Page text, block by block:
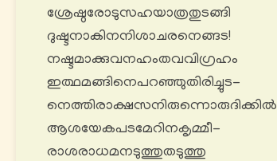
ശ്രേഷ്ഠരോടുസഹയാത്രതുടങ്ങി
ദുഷ്ടനാകിനനിശാചരനെങ്ങട!
നഷ്ടമാക്കുവനഹംതവവിഗ്രഹം
ഇത്ഥമങ്ങിനെപറഞ്ഞുതിരിച്ചുട-
നെത്തിരാക്ഷസനിരുന്നൊരുദിക്കിൽ
ആശയേകപടമേറിനകൃമ്മീ-
രാശരാധമനടുത്തുതടുത്തു